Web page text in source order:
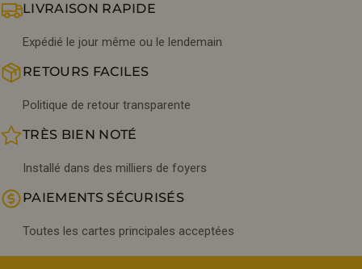
LIVRAISON RAPIDE
Expédié le jour même ou le lendemain
RETOURS FACILES
Politique de retour transparente
TRÈS BIEN NOTÉ
Installé dans des milliers de foyers
PAIEMENTS SÉCURISÉS
Toutes les cartes principales acceptées